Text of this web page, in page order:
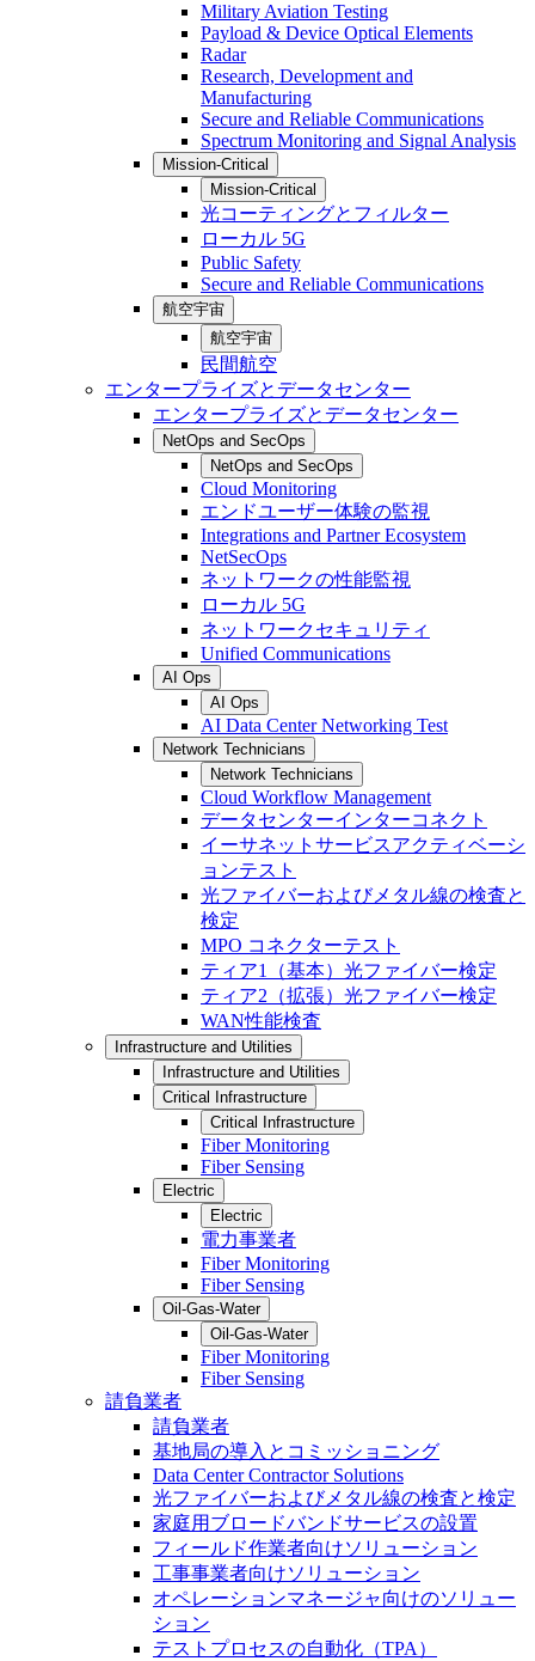
Military Aviation Testing
Payload & Device Optical Elements
Radar
Research, Development and
Manufacturing
Secure and Reliable Communications
Spectrum Monitoring and Signal Analysis
Mission-Critical
Mission-Critical
光コーティングとフィルター
ローカル 5G
Public Safety
Secure and Reliable Communications
航空宇宙
航空宇宙
民間航空
エンタープライズとデータセンター
エンタープライズとデータセンター
NetOps and SecOps
NetOps and SecOps
Cloud Monitoring
エンドユーザー体験の監視
Integrations and Partner Ecosystem
NetSecOps
ネットワークの性能監視
ローカル 5G
ネットワークセキュリティ
Unified Communications
AI Ops
AI Ops
AI Data Center Networking Test
Network Technicians
Network Technicians
Cloud Workflow Management
データセンターインターコネクト
イーサネットサービスアクティベーシ
ョンテスト
光ファイバーおよびメタル線の検査と
検定
MPO コネクターテスト
ティア1（基本）光ファイバー検定
ティア2（拡張）光ファイバー検定
WAN性能検査
Infrastructure and Utilities
Infrastructure and Utilities
Critical Infrastructure
Critical Infrastructure
Fiber Monitoring
Fiber Sensing
Electric
Electric
電力事業者
Fiber Monitoring
Fiber Sensing
Oil-Gas-Water
Oil-Gas-Water
Fiber Monitoring
Fiber Sensing
請負業者
請負業者
基地局の導入とコミッショニング
Data Center Contractor Solutions
光ファイバーおよびメタル線の検査と検定
家庭用ブロードバンドサービスの設置
フィールド作業者向けソリューション
工事事業者向けソリューション
オペレーションマネージャ向けのソリュー
ション
テストプロセスの自動化（TPA）